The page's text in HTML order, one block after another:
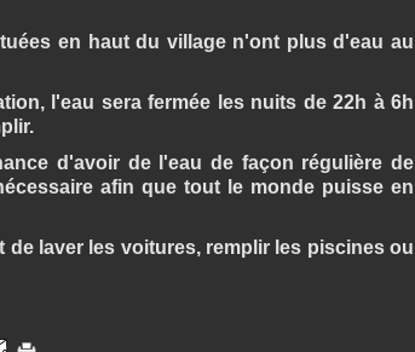
en haut du village n'ont plus d'eau au
l'eau sera fermée les nuits de 22h à 6h
d'avoir de l'eau de façon régulière de
afin que tout le monde puisse en
de laver les voitures, remplir les piscines ou